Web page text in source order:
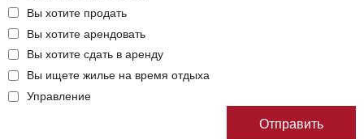
Вы хотите продать
Вы хотите арендовать
Вы хотите сдать в аренду
Вы ищете жилье на время отдыха
Управление